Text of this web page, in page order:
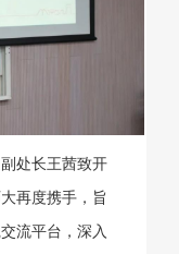
处长王茜致开
再度携手，旨
流平台，深入